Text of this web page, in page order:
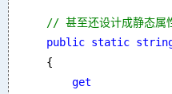
// 甚至还设计成静态属
public static
    {
get